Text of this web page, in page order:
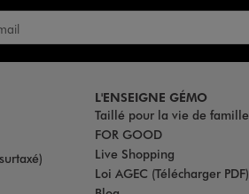
L'ENSEIGNE GÉMO
Taillé pour la vie de famille
FOR GOOD
Live Shopping
Loi AGEC (Télécharger PDF)